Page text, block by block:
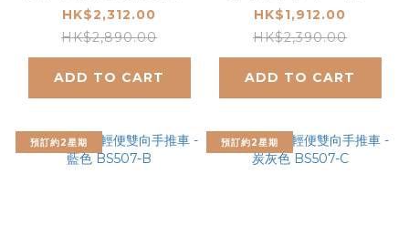
帶 - 月亮白
HK$2,312.00
HK$2,890.00
ADD TO CART
色 X3-Steel
HK$1,912.00
HK$2,390.00
ADD TO CART
預訂約2星期 預訂約2星期